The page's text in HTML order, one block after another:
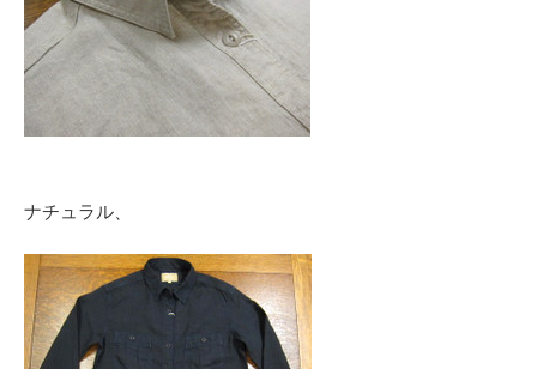
ナチュラル、